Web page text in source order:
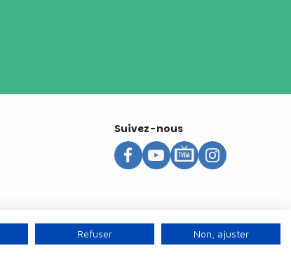
Suivez-nous
Refuser Non, ajuster